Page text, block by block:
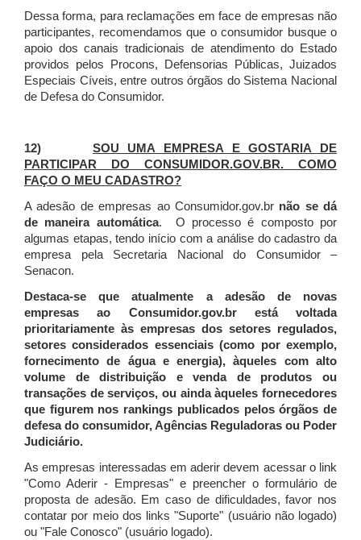
Dessa forma, para reclamações em face de empresas não
participantes, recomendamos que o consumidor busque o
apoio dos canais tradicionais de atendimento do Estado
providos pelos Procons, Defensorias Públicas, Juizados
Especiais Cíveis, entre outros órgãos do Sistema Nacional
de Defesa do Consumidor.
12) SOU UMA EMPRESA E GOSTARIA DE
PARTICIPAR DO CONSUMIDOR.GOV.BR. COMO
FAÇO O MEU CADASTRO?
A adesão de empresas ao Consumidor.gov.br não se dá
de maneira automática. O processo é composto por
algumas etapas, tendo início com a análise do cadastro da
empresa pela Secretaria Nacional do Consumidor –
Senacon.
Destaca-se que atualmente a adesão de novas
empresas ao Consumidor.gov.br está voltada
prioritariamente às empresas dos setores regulados,
setores considerados essenciais (como por exemplo,
fornecimento de água e energia), àqueles com alto
volume de distribuição e venda de produtos ou
transações de serviços, ou ainda àqueles fornecedores
que figurem nos rankings publicados pelos órgãos de
defesa do consumidor, Agências Reguladoras ou Poder
Judiciário.
As empresas interessadas em aderir devem acessar o link
"Como Aderir - Empresas" e preencher o formulário de
proposta de adesão. Em caso de dificuldades, favor nos
contatar por meio dos links "Suporte" (usuário não logado)
ou "Fale Conosco" (usuário logado).